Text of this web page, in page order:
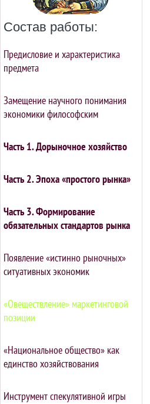
Состав работы:
Предисловие и характеристика
предмета
Замещение научного понимания
экономики философским
Часть 1. Дорыночное хозяйство
Часть 2. Эпоха «простого рынка»
Часть 3. Формирование
обязательных стандартов рынка
Появление «истинно рыночных»
ситуативных экономик
«Овеществление» маркетинговой
позиции
«Национальное общество» как
единство хозяйствования
Инструмент спекулятивной игры